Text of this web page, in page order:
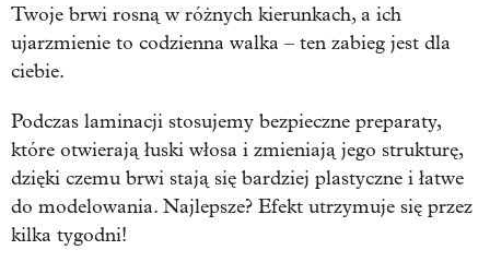
Twoje brwi rosną w różnych kierunkach, a ich
ujarzmienie to codzienna walka – ten zabieg jest dla
ciebie.
Podczas laminacji stosujemy bezpieczne preparaty,
które otwierają łuski włosa i zmieniają jego strukturę,
dzięki czemu brwi stają się bardziej plastyczne i łatwe
do modelowania. Najlepsze? Efekt utrzymuje się przez
kilka tygodni!